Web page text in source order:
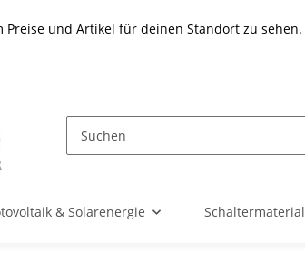
Preise und Artikel für deinen Standort zu sehen.
& Solarenergie Schaltermaterial